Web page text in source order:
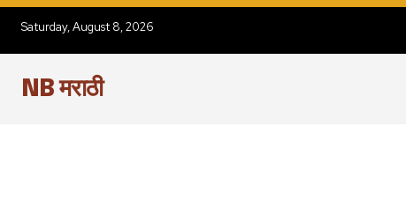
Saturday, August 8, 2026
NB मराठी